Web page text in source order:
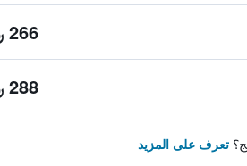
266 ﷼
288 ﷼
تعرف على المزيد